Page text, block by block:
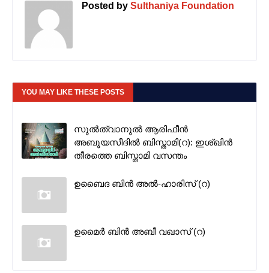
Posted by Sulthaniya Foundation
YOU MAY LIKE THESE POSTS
സുൽത്വാനുൽ ആരിഫീൻ
അബൂയസീദിൽ ബിസ്താമി(റ): ഇശ്ഖിൻ
തീരത്തെ ബിസ്താമി വസന്തം
ഉബൈദ ബിൻ അൽ-ഹാരിസ് (റ)
ഉമൈർ ബിൻ അബീ വഖാസ് (റ)